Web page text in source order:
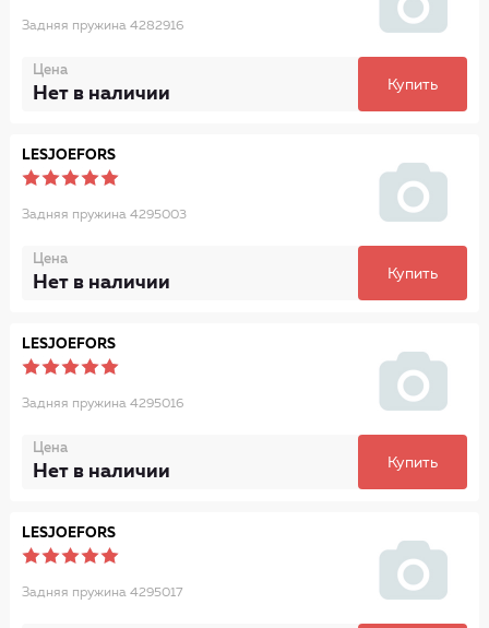
Задняя пружина 4282916
Цена
Нет в наличии Купить
LESJOEFORS
Задняя пружина 4295003
Цена
Нет в наличии Купить
LESJOEFORS
Задняя пружина 4295016
Цена
Нет в наличии Купить
LESJOEFORS
Задняя пружина 4295017